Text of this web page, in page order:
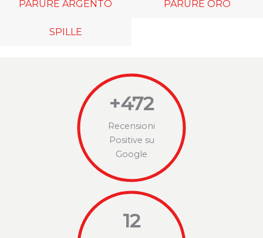
PARURE ARGENTO PARURE ORO
SPILLE
+472
Recensioni
Positive su
Google
12